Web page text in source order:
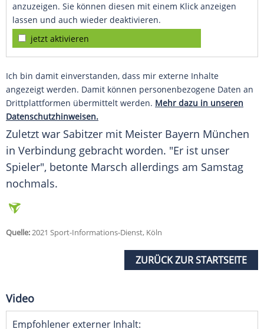
anzuzeigen. Sie können diesen mit einem Klick anzeigen
lassen und auch wieder deaktivieren.
jetzt aktivieren
Ich bin damit einverstanden, dass mir externe Inhalte
angezeigt werden. Damit können personenbezogene Daten an
Drittplattformen übermittelt werden. Mehr dazu in unseren
Datenschutzhinweisen.
Zuletzt war Sabitzer mit Meister Bayern München
in Verbindung gebracht worden. "Er ist unser
Spieler", betonte Marsch allerdings am Samstag
nochmals.
Quelle:2021 Sport-Informations-Dienst, Köln
ZURÜCK ZUR STARTSEITE
Video
Empfohlener externer Inhalt: